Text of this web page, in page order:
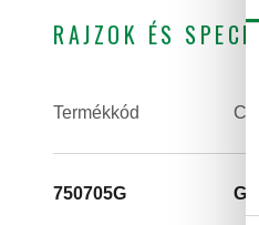
RAJZOK ÉS
Termékkód
750705G G